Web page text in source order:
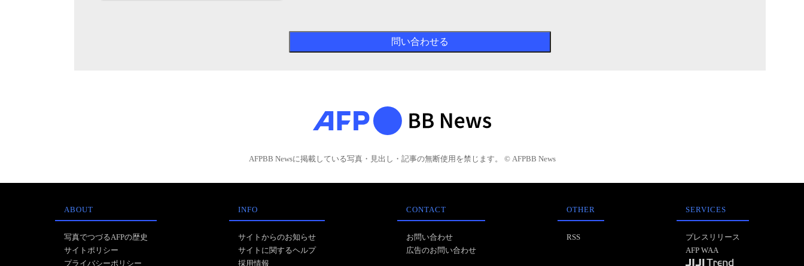
AFPBB Newsに掲載している写真・見出し・記事の無断使用を禁じます。 © AFPBB News
ABOUT
写真でつづるAFPの歴史
サイトポリシー
プライバシーポリシー
INFO
サイトからのお知らせ
サイトに関するヘルプ
採用情報
CONTACT
お問い合わせ
広告のお問い合わせ
OTHER
RSS
SERVICES
プレスリリース
AFP WAA